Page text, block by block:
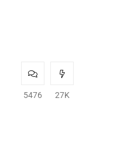
5476 27K